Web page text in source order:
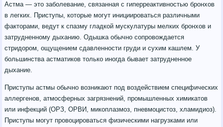
Астма — это заболевание, связанная с гиперреактивностью бронхов
в легких. Приступы, которые могут инициироваться различными
факторами, ведут к спазму гладкой мускулатуры мелких бронхов и
затрудненному дыханию. Одышка обычно сопровождается
стридором, ощущением сдавленности груди и сухим кашлем. У
большинства астматиков только иногда бывает затрудненное
дыхание.
Приступы астмы обычно возникают под воздействием специфических
аллергенов, атмосферных загрязнений, промышленных химикатов
или инфекций (ОРЗ, ОРВИ, микоплазмоз, пневмоцистоз, хламидиоз).
Приступы могут провоцироваться физическими нагрузками или